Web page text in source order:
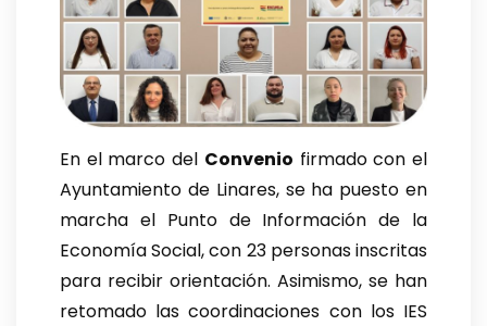
En el marco del Convenio firmado con el
Ayuntamiento de Linares, se ha puesto en
marcha el Punto de Información de la
Economía Social, con 23 personas inscritas
para recibir orientación. Asimismo, se han
retomado las coordinaciones con los IES